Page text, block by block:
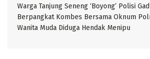
Warga Tanjung Seneng ‘Boyong’ Polisi
Berpangkat Kombes Bersama Oknum
Wanita Muda Diduga Hendak Menipu